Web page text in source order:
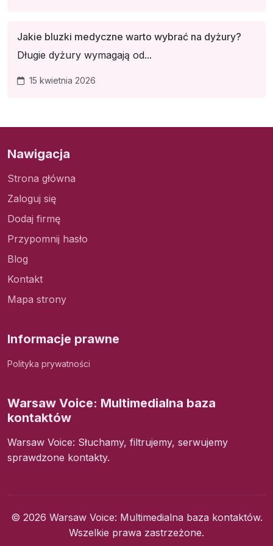
Jakie bluzki medyczne warto wybrać na dyżury?
Długie dyżury wymagają od...
15 kwietnia 2026
Nawigacja
Strona główna
Zaloguj się
Dodaj firmę
Przypomnij hasło
Blog
Kontakt
Mapa strony
Informacje prawne
Polityka prywatności
Warsaw Voice: Multimedialna baza
kontaktów
Warsaw Voice: Słuchamy, filtrujemy, serwujemy
sprawdzone kontakty.
© 2026 Warsaw Voice: Multimedialna baza kontaktów.
Wszelkie prawa zastrzeżone.